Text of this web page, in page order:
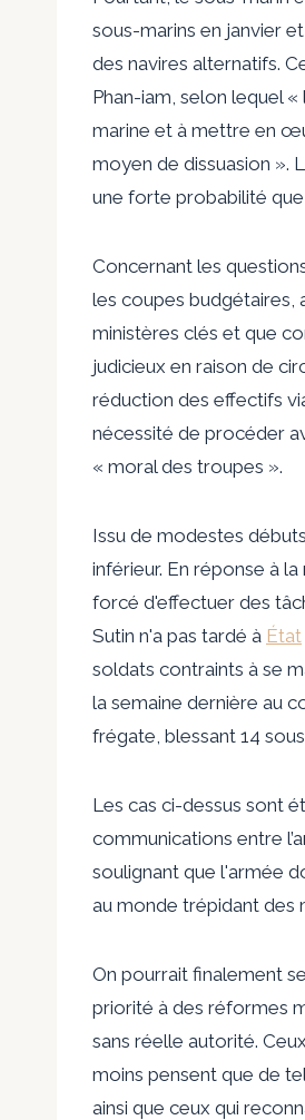
sous-marins en janvier
des navires alternatifs.
Phan-iam, selon lequel
marine et à mettre en
moyen de dissuasion ».
une forte probabilité
Concernant les
les coupes budgétaires,
ministères clés et que
judicieux en raison de
réduction des effectifs
nécessité de procéder
« moral des troupes ».
Issu de modestes
inférieur. En réponse à
forcé d'effectuer des
Sutin n'a pas tardé à État
soldats contraints à se
la semaine dernière au
frégate, blessant 14
Les cas ci-dessus sont
communications entre
soulignant que l'armée
au monde trépidant des
On pourrait finalement
priorité à des réformes
sans réelle autorité.
moins pensent que de
ainsi que ceux qui